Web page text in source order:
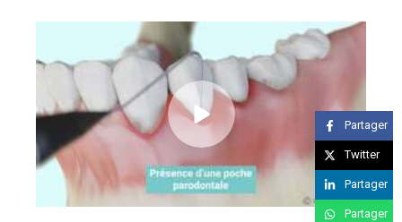
Partager
Twitter
Partager
Partager